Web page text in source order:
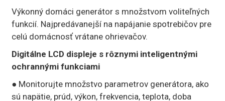
Výkonný domáci generátor s množstvom voliteľných
funkcií. Najpredávanejší na napájanie spotrebičov pre
celú domácnosť vrátane ohrievačov.
Digitálne LCD displeje s rôznymi inteligentnými
ochrannými funkciami
● Monitorujte množstvo parametrov generátora, ako
sú napätie, prúd, výkon, frekvencia, teplota, doba